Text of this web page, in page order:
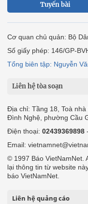
Tuyến bài
Cơ quan chủ quản: Bộ
Số giấy phép: 146/GP-
Tổng biên tập: Nguyễn
Liên hệ tòa soạn
Địa chỉ: Tầng 18, Toà
Đình Nghệ, phường Cầu
Điện thoại: 02439369898
Email:
© 1997 Báo VietNamNet.
lại thông tin từ website
báo VietNamNet.
Liên hệ quảng cáo